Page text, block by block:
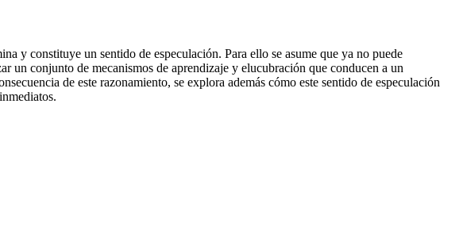
y constituye un sentido de especulación. Para ello se asume que ya no puede
un conjunto de mecanismos de aprendizaje y elucubración que conducen a un
de este razonamiento, se explora además cómo este sentido de especulación